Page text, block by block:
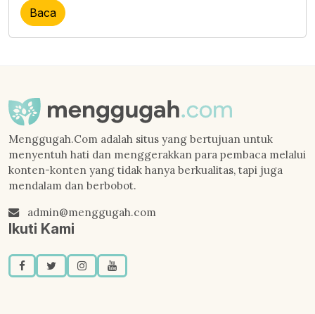
Baca
Menggugah.Com adalah situs yang bertujuan untuk
menyentuh hati dan menggerakkan para pembaca melalui
konten-konten yang tidak hanya berkualitas, tapi juga
mendalam dan berbobot.
admin@menggugah.com
Ikuti Kami